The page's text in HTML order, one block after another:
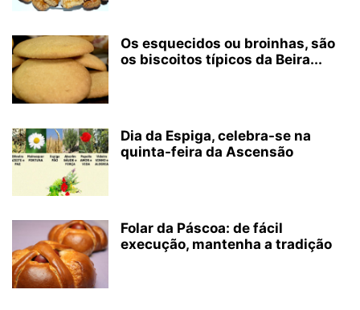
Os esquecidos ou broinhas, são
os biscoitos típicos da Beira...
Dia da Espiga, celebra-se na
quinta-feira da Ascensão
Folar da Páscoa: de fácil
execução, mantenha a tradição